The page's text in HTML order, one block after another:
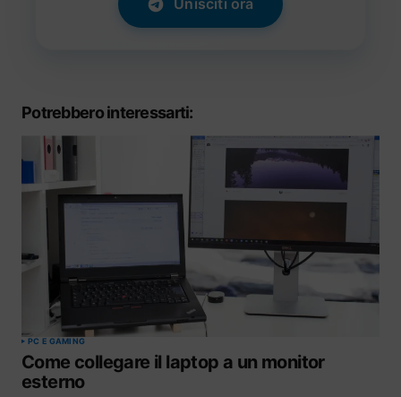
Unisciti ora
Potrebbero interessarti:
PC E GAMING
Come collegare il laptop a un monitor
esterno